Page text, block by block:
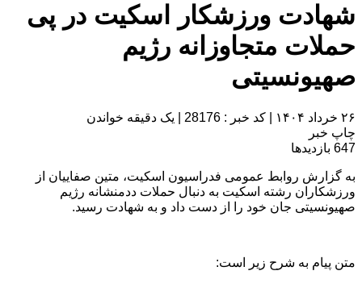
شهادت ورزشکار اسکیت در پی
حملات متجاوزانه رژیم
صهیونسیتی
۲۶ خرداد ۱۴۰۴ کد خبر : 28176
یک دقیقه خواندن
چاپ خبر
647 بازدیدها
به گزارش روابط عمومی فدراسیون اسکیت، متین صفاییان از
ورزشکاران رشته اسکیت به دنبال حملات ددمنشانه رژیم
صهیونسیتی جان خود را از دست داد و به شهادت رسید.
متن پیام به شرح زیر است: